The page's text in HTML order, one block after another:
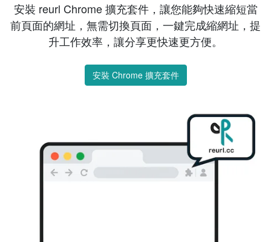
安裝 reurl Chrome 擴充套件，讓您能夠快速縮短當
前頁面的網址，無需切換頁面，一鍵完成縮網址，提
升工作效率，讓分享更快速更方便。
安裝 Chrome 擴充套件